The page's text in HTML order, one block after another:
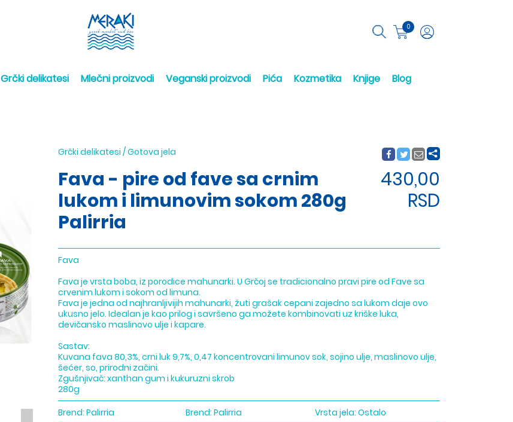
0
Grčki delikatesi Mlečni proizvodi Veganski proizvodi Pića Kozmetika Knjige Blog
Grčki delikatesi /Gotova jela
Fava - pire od fave sa crnim
lukom i limunovim sokom 280g
Palirria
430,00
RSD
Fava
Fava je vrsta boba, iz porodice mahunarki. U Grčoj se tradicionalno pravi pire od Fave sa
crvenim lukom i sokom od limuna.
Fava je jedna od najhranljivijih mahunarki, žuti grašak cepani zajedno sa lukom daje ovo
ukusno jelo. Idealan je kao prilog i savršeno ga možete kombinovati uz kriške luka,
devičansko maslinovo ulje i kapare.
Sastav:
Kuvana fava 80,3%, crni luk 9,7%, 0,47 koncentrovani limunov sok, sojino ulje, maslinovo ulje,
šećer, so, prirodni začini.
Zgušnjivač: xanthan gum i kukuruzni skrob
280g
Brend: Palirria Brend: Palirria Vrsta jela: Ostalo